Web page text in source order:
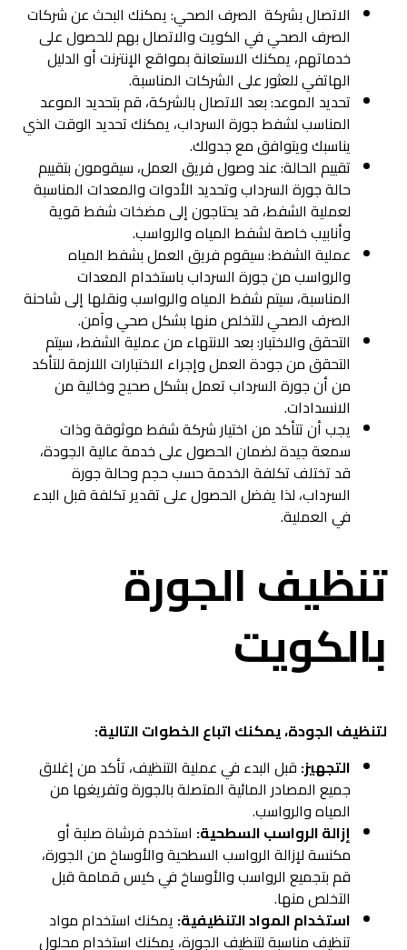
الاتصال بشركة الصرف الصحي: يمكنك البحث عن شركات
الصرف الصحي في الكويت والاتصال بهم للحصول على
خدماتهم، يمكنك الاستعانة بمواقع الإنترنت أو الدليل
الهاتفي للعثور على الشركات المناسبة.
تحديد الموعد: بعد الاتصال بالشركة، قم بتحديد الموعد
المناسب لشفط جورة السرداب، يمكنك تحديد الوقت الذي
يناسبك ويتوافق مع جدولك.
تقييم الحالة: عند وصول فريق العمل، سيقومون بتقييم
حالة جورة السرداب وتحديد الأدوات والمعدات المناسبة
لعملية الشفط، قد يحتاجون إلى مضخات شفط قوية
وأنابيب خاصة لشفط المياه والرواسب.
عملية الشفط: سيقوم فريق العمل بشفط المياه
والرواسب من جورة السرداب باستخدام المعدات
المناسبة، سيتم شفط المياه والرواسب ونقلها إلى شاحنة
الصرف الصحي للتخلص منها بشكل صحي وآمن.
التحقق والاختبار: بعد الانتهاء من عملية الشفط، سيتم
التحقق من جودة العمل وإجراء الاختبارات اللازمة للتأكد
من أن جورة السرداب تعمل بشكل صحيح وخالية من
الانسدادات.
يجب أن تتأكد من اختيار شركة شفط موثوقة وذات
سمعة جيدة لضمان الحصول على خدمة عالية الجودة،
قد تختلف تكلفة الخدمة حسب حجم وحالة جورة
السرداب، لذا يفضل الحصول على تقدير تكلفة قبل البدء
في العملية.
تنظيف الجورة
بالكويت
لتنظيف الجودة، يمكنك اتباع الخطوات التالية:
التجهيز: قبل البدء في عملية التنظيف، تأكد من إغلاق
جميع المصادر المائية المتصلة بالجورة وتفريغها من
المياه والرواسب.
إزالة الرواسب السطحية: استخدم فرشاة صلبة أو
مكنسة لإزالة الرواسب السطحية والأوساخ من الجورة،
قم بتجميع الرواسب والأوساخ في كيس قمامة قبل
التخلص منها.
استخدام المواد التنظيفية: يمكنك استخدام مواد
تنظيف مناسبة لتنظيف الجورة، يمكنك استخدام محلول